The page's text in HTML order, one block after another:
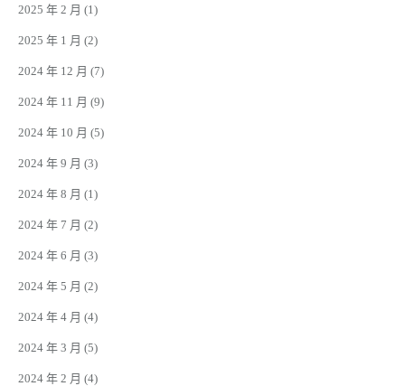
2025 年 2 月 (1)
2025 年 1 月 (2)
2024 年 12 月 (7)
2024 年 11 月 (9)
2024 年 10 月 (5)
2024 年 9 月 (3)
2024 年 8 月 (1)
2024 年 7 月 (2)
2024 年 6 月 (3)
2024 年 5 月 (2)
2024 年 4 月 (4)
2024 年 3 月 (5)
2024 年 2 月 (4)